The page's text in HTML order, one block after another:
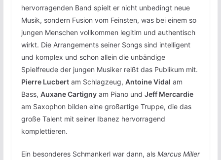
hervorragenden Band spielt er nicht unbedingt neue
Musik, sondern Fusion vom Feinsten, was bei einem so
jungen Menschen vollkommen legitim und authentisch
wirkt. Die Arrangements seiner Songs sind intelligent
und komplex und schon allein die unbändige
Spielfreude der jungen Musiker reißt das Publikum mit.
Pierre Lucbertam Schlagzeug, Antoine Vidal am
Bass, Auxane Cartignyam Piano und Jeff Mercardie
am Saxophon bilden eine großartige Truppe, die das
große Talent mit seiner Ibanez hervorragend
komplettieren.
Ein besonderes Schmankerl war dann, als Marcus Miller